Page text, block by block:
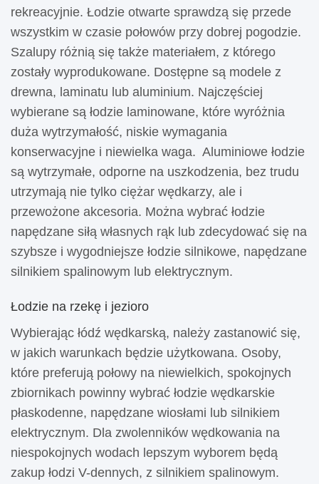
rekreacyjnie. Łodzie otwarte sprawdzą się przede
wszystkim w czasie połowów przy dobrej pogodzie.
Szalupy różnią się także materiałem, z którego
zostały wyprodukowane. Dostępne są modele z
drewna, laminatu lub aluminium. Najczęściej
wybierane są łodzie laminowane, które wyróżnia
duża wytrzymałość, niskie wymagania
konserwacyjne i niewielka waga. Aluminiowe łodzie
są wytrzymałe, odporne na uszkodzenia, bez trudu
utrzymają nie tylko ciężar wędkarzy, ale i
przewożone akcesoria. Można wybrać łodzie
napędzane siłą własnych rąk lub zdecydować się na
szybsze i wygodniejsze łodzie silnikowe, napędzane
silnikiem spalinowym lub elektrycznym.
Łodzie na rzekę i jezioro
Wybierając łódź wędkarską, należy zastanowić się,
w jakich warunkach będzie użytkowana. Osoby,
które preferują połowy na niewielkich, spokojnych
zbiornikach powinny wybrać łodzie wędkarskie
płaskodenne, napędzane wiosłami lub silnikiem
elektrycznym. Dla zwolenników wędkowania na
niespokojnych wodach lepszym wyborem będą
zakup łodzi V-dennych, z silnikiem spalinowym.